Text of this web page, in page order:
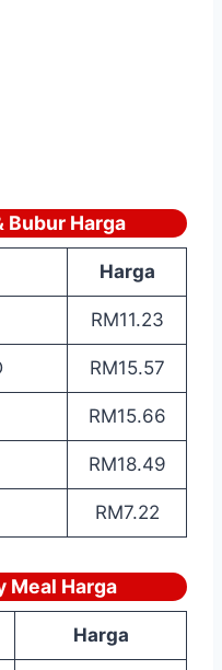
Bubur Harga
Harga
RM11.23
RM15.57
RM15.66
RM18.49
RM7.22
Meal Harga
Harga